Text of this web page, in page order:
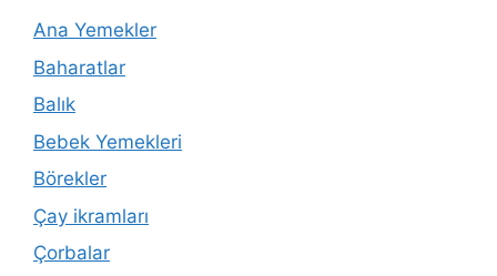
Ana Yemekler
Baharatlar
Balık
Bebek Yemekleri
Börekler
Çay ikramları
Çorbalar